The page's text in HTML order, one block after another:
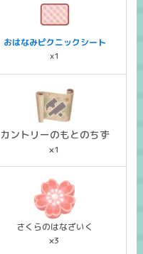
おはなみピクニックシート
x1
カントリーのもとのちず
×1
さくらのはなざいく
×3